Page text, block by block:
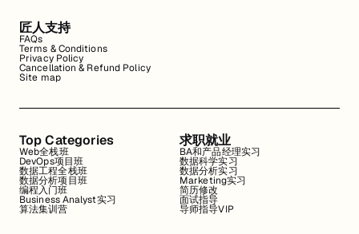
匠人支持
FAQs
Terms & Conditions
Privacy Policy
Cancellation & Refund Policy
Site map
Top Categories
Web全栈班
DevOps项目班
数据工程全栈班
数据分析项目班
编程入门班
Business Analyst实习
算法集训营
求职就业
BA和产品经理实习
数据科学实习
数据分析实习
Marketing实习
简历修改
面试指导
导师指导VIP